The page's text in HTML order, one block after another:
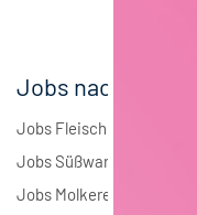
Jobs nach
Jobs Fleisch
Jobs Süßwaren
Jobs Molkerei